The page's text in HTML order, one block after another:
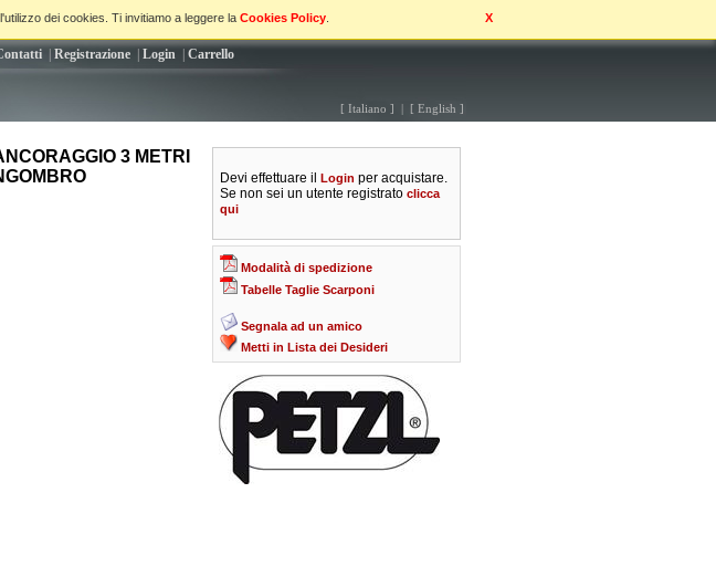
dei cookies. Ti invitiamo a leggere la Cookies Policy. X
Registrazione Login Carrello
[ Italiano ] | [ English ]
3 METRI
Devi effettuare il Login per acquistare.
Se non sei un utente registrato clicca
qui
Modalità di spedizione
Tabelle Taglie Scarponi
Segnala ad un amico
Metti in Lista dei Desideri